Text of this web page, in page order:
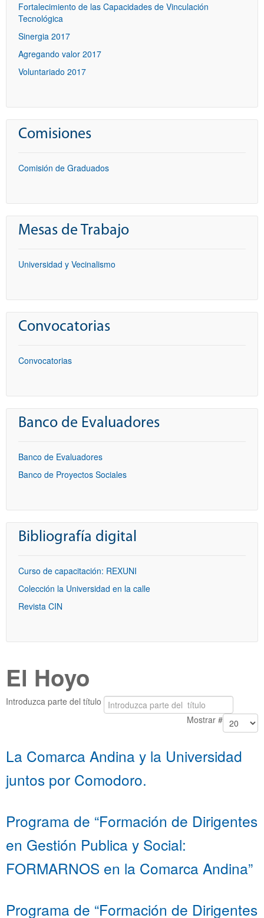
Fortalecimiento de las Capacidades de Vinculación
Tecnológica
Sinergia 2017
Agregando valor 2017
Voluntariado 2017
Comisiones
Comisión de Graduados
Mesas de Trabajo
Universidad y Vecinalismo
Convocatorias
Convocatorias
Banco de Evaluadores
Banco de Evaluadores
Banco de Proyectos Sociales
Bibliografía digital
Curso de capacitación: REXUNI
Colección la Universidad en la calle
Revista CIN
El Hoyo
Introduzca parte del título
Mostrar #
La Comarca Andina y la Universidad
juntos por Comodoro.
Programa de “Formación de Dirigentes
en Gestión Publica y Social:
FORMARNOS en la Comarca Andina”
Programa de “Formación de Dirigentes